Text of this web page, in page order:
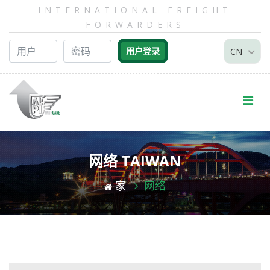
INTERNATIONAL FREIGHT
FORWARDERS
CN
网络 TAIWAN
家 网络